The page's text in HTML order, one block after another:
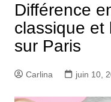
Différence
classique et
sur Paris
Carlina juin 10,